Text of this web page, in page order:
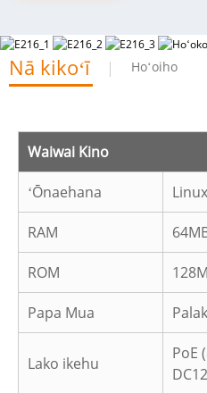
Nā kikoʻī Hoʻoiho
Waiwai Kino
ʻŌnaehana Linux
RAM
ROM
Papa Mua
Lako ikehu
PoE